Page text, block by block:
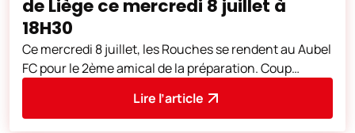
de Liège ce mercredi 8 juillet à
18H30
Ce mercredi 8 juillet, les Rouches se rendent au Aubel
FC pour le 2ème amical de la préparation. Coup
Lire l’article